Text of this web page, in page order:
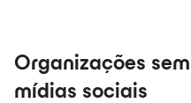
Organizações
mídias sociais